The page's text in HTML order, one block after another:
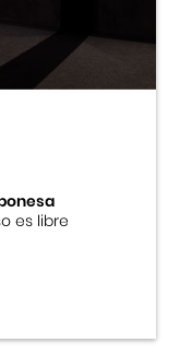
es libre